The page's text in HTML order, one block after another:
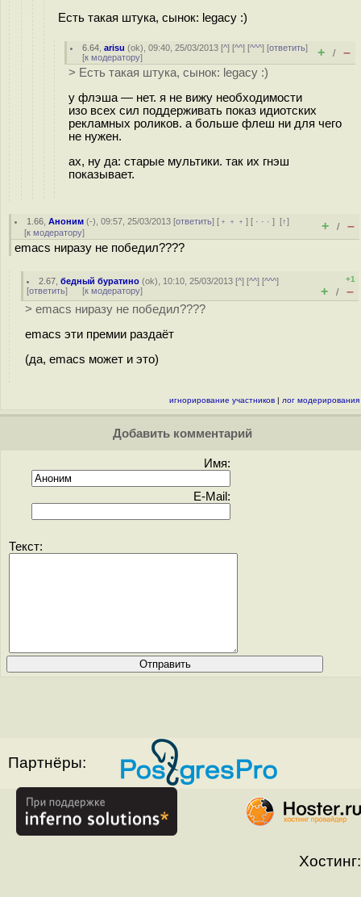
Есть такая штука, сынок: legacy :)
6.64 ,arisu (ok), 09:40, 25/03/2013 [^] [^^] [^^^] [ответить]
[к модератору] + / –
> Есть такая штука, сынок: legacy :)
у флэша — нет. я не вижу необходимости
изо всех сил поддерживать показ идиотских
рекламных роликов. а больше флеш ни для чего
не нужен.
ах, ну да: старые мультики. так их гнэш
показывает.
1.66 ,Аноним (-), 09:57, 25/03/2013 [ответить] [ ﹢﹢﹢] [ · · ·][↑]
[к модератору] + / –
emacs ниразу не победил????
2.67 ,бедный буратино (ok), 10:10, 25/03/2013 [^] [^^] [^^^]
[ответить] [к модератору]
+1
+ / –
> emacs ниразу не победил????
emacs эти премии раздаёт
(да, emacs может и это)
игнорирование участников | лог модерирования
Добавить комментарий
Имя:
E-Mail:
Текст:
Партнёры:
Хостинг: